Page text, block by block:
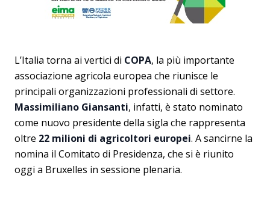
L’Italia torna ai vertici di COPA, la più importante
associazione agricola europea che riunisce le
principali organizzazioni professionali di settore.
Massimiliano Giansanti, infatti, è stato nominato
come nuovo presidente della sigla che rappresenta
oltre 22 milioni di agricoltori europei. A sancirne la
nomina il Comitato di Presidenza, che si è riunito
oggi a Bruxelles in sessione plenaria.